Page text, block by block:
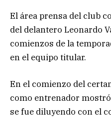
El área prensa del club
del delantero Leonardo
comienzos de la
en el equipo titular.
En el comienzo del
como entrenador
se fue diluyendo con el